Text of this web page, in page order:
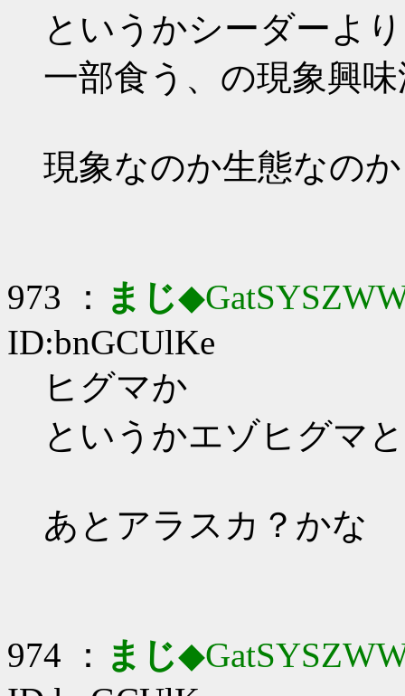
というかシーダーより
一部食う、の現象興
現象なのか生態なのか
973 ： まじ
ID:bnGCUlKe
ヒグマか
というかエゾヒグマ
あとアラスカ？かな
974 ： まじ